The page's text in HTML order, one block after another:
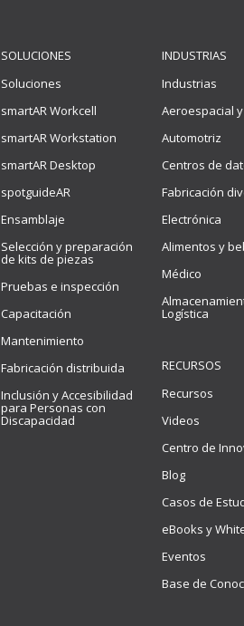
SOLUCIONES
Soluciones
smartAR Workcell
smartAR Workstation
smartAR Desktop
spotguideAR
Ensamblaje
Selección y preparación
de kits de piezas
Pruebas e inspección
Capacitación
Mantenimiento
Fabricación distribuida
Inclusión y Accesibilidad
para Personas con
Discapacidad
INDUSTRIAS
Industrias
Aeroespacial
Automotriz
Centros de
Fabricación
Electrónica
Alimentos y
Médico
Logística
RECURSOS
Recursos
Videos
Centro de
Blog
Casos de
eBooks y
Eventos
Base de